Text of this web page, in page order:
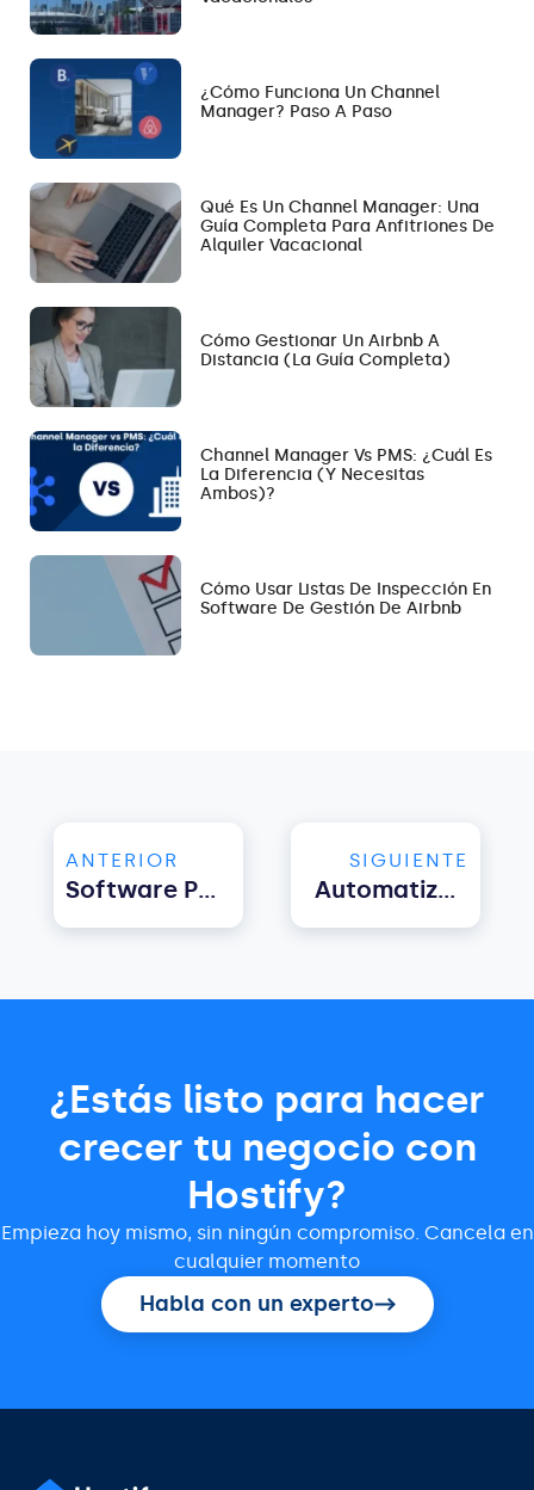
¿Cómo Funciona Un Channel
Manager? Paso A Paso
Qué Es Un Channel Manager: Una
Guía Completa Para Anfitriones De
Alquiler Vacacional
Cómo Gestionar Un Airbnb A
Distancia (la Guía Completa)
Channel Manager Vs PMS: ¿Cuál Es
La Diferencia (y Necesitas
Ambos)?
Cómo Usar Listas De Inspección En
Software De Gestión De Airbnb
ANTERIOR
Software Para La Gestión De Propiedades. Las 6 Principales Tendencias Para 2023
SIGUIENTE
Automatización De La Gestión De Propiedades. ¿Cómo Puede Ayudarte Hostify?
¿Estás listo para hacer
crecer tu negocio con
Hostify?
Empieza hoy mismo, sin ningún compromiso. Cancela en
cualquier momento
Habla con un experto